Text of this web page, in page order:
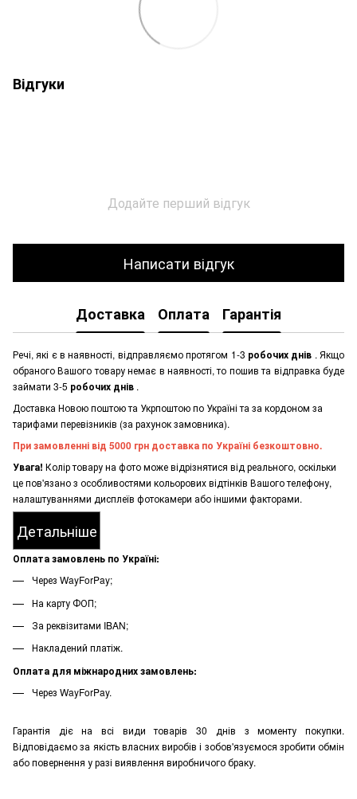
Відгуки
Додайте перший відгук
Написати відгук
Доставка Оплата Гарантія
Речі, які є в наявності, відправляємо протягом 1-3 робочих днів . Якщо
обраного Вашого товару немає в наявності, то пошив та відправка буде
займати 3-5 робочих днів .
Доставка Новою поштою та Укрпоштою по Україні та за кордоном за
тарифами перевізників (за рахунок замовника).
При замовленні від 5000 грн доставка по Україні безкоштовно.
Увага! Колір товару на фото може відрізнятися від реального, оскільки
це пов'язано з особливостями кольорових відтінків Вашого телефону,
налаштуваннями дисплеїв фотокамери або іншими факторами.
Детальніше
Оплата замовлень по Україні:
Через WayForPay;
На карту ФОП;
За реквізитами IBAN;
Накладений платіж.
Оплата для міжнародних замовлень:
Через WayForPay.
Гарантія діє на всі види товарів 30 днів з моменту покупки.
Відповідаємо за якість власних виробів і зобов'язуємося зробити обмін
або повернення у разі виявлення виробничого браку.